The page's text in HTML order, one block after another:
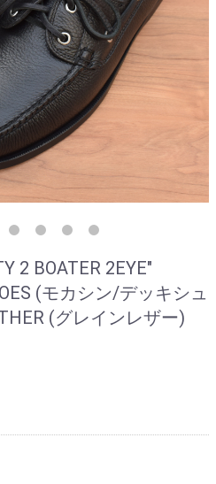
2 BOATER 2EYE"
(モカシン/デッキシュ
(グレインレザー)